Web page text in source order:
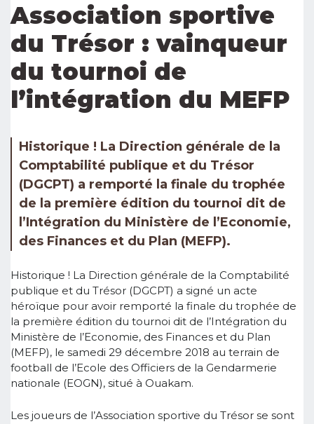
Association sportive
du Trésor : vainqueur
du tournoi de
l’intégration du MEFP
Historique ! La Direction générale de la
Comptabilité publique et du Trésor
(DGCPT) a remporté la finale du trophée
de la première édition du tournoi dit de
l’Intégration du Ministère de l’Economie,
des Finances et du Plan (MEFP).
Historique ! La Direction générale de la Comptabilité
publique et du Trésor (DGCPT) a signé un acte
héroïque pour avoir remporté la finale du trophée de
la première édition du tournoi dit de l’Intégration du
Ministère de l’Economie, des Finances et du Plan
(MEFP), le samedi 29 décembre 2018 au terrain de
football de l’Ecole des Officiers de la Gendarmerie
nationale (EOGN), situé à Ouakam.
Les joueurs de l’Association sportive du Trésor se sont